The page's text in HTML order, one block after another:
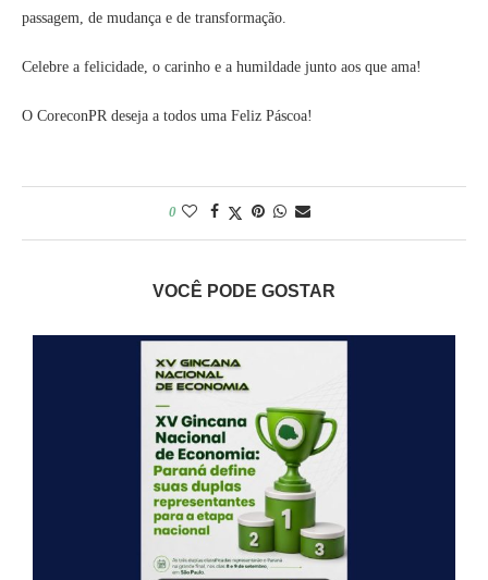
passagem, de mudança e de transformação.
Celebre a felicidade, o carinho e a humildade junto aos que ama!
O CoreconPR deseja a todos uma Feliz Páscoa!
0
VOCÊ PODE GOSTAR